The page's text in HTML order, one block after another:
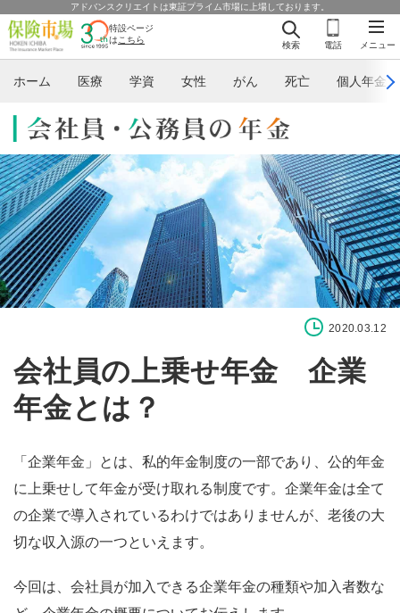
アドバンスクリエイトは東証プライム市場に上場しております。
メニュー
検索 電話
特設ページ
は こちら
ホーム 医療 学資 女性 がん 死亡 個人年金
2020.03.12
会社員の上乗せ年金 企業
年金とは？
「企業年金」とは、私的年金制度の一部であり、公的年金
に上乗せして年金が受け取れる制度です。企業年金は全て
の企業で導入されているわけではありませんが、老後の大
切な収入源の一つといえます。
今回は、会社員が加入できる企業年金の種類や加入者数な